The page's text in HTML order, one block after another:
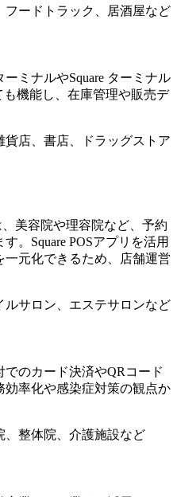
ードトラック、居酒屋など
ーミナルやSquare ターミナル
も機能し、在庫管理や販売デ
店、書店、ドラッグストア
美容院や理容院など、予約
。 Square POSアプリを活用
一元化できるため、店舗運営
サロン、エステサロンなど
のカード決済やQRコード
効率化や感染症対策の観点か
、整体院、介護施設など